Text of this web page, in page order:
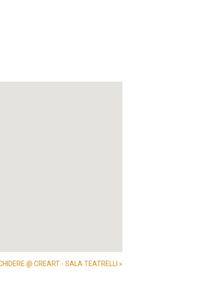
@ CREART - SALA TEATRELLI »